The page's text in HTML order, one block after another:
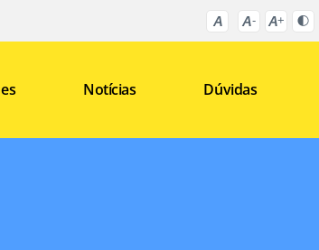
Notícias Dúvidas